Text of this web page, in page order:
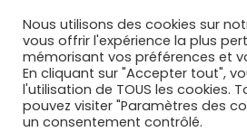
Nous utilisons des cookies sur
vous offrir l'expérience la plus
mémorisant vos préférences et
En cliquant sur "Accepter tout",
l'utilisation de TOUS les cookies.
pouvez visiter "Paramètres des
un consentement contrôlé.